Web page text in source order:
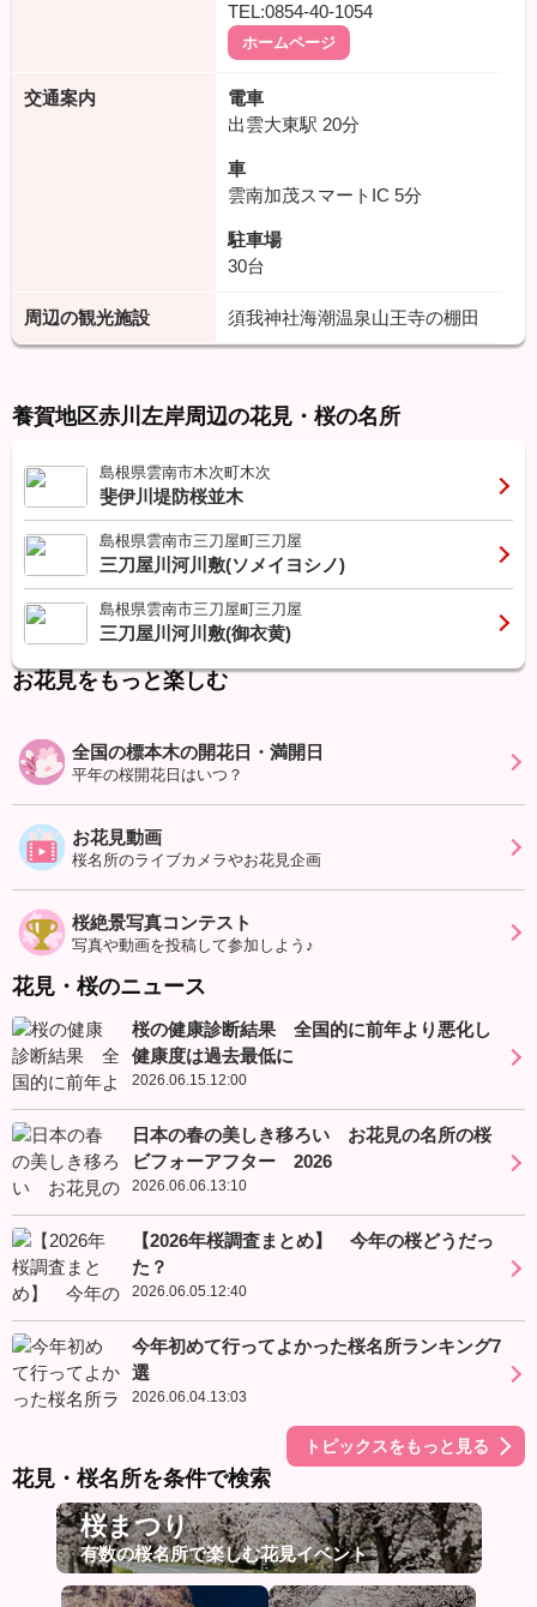
TEL:0854-40-1054
ホームページ
交通案内
電車
出雲大東駅 20分
車
雲南加茂スマートIC 5分
駐車場
30台
周辺の観光施設 須我神社海潮温泉山王寺の棚田
養賀地区赤川左岸周辺の花見・桜の名所
島根県雲南市木次町木次
斐伊川堤防桜並木
島根県雲南市三刀屋町三刀屋
三刀屋川河川敷(ソメイヨシノ)
島根県雲南市三刀屋町三刀屋
三刀屋川河川敷(御衣黄)
お花見をもっと楽しむ
全国の標本木の開花日・満開日
平年の桜開花日はいつ？
お花見動画
桜名所のライブカメラやお花見企画
桜絶景写真コンテスト
写真や動画を投稿して参加しよう♪
花見・桜のニュース
桜の健康診断結果 全国的に前年より悪化し
健康度は過去最低に
2026.06.15.12:00
日本の春の美しき移ろい お花見の名所の桜
ビフォーアフター 2026
2026.06.06.13:10
【2026年桜調査まとめ】 今年の桜どうだっ
た？
2026.06.05.12:40
今年初めて行ってよかった桜名所ランキング7
選
2026.06.04.13:03
トピックスをもっと見る
花見・桜名所を条件で検索
桜まつり
有数の桜名所で楽しむ花見イベント